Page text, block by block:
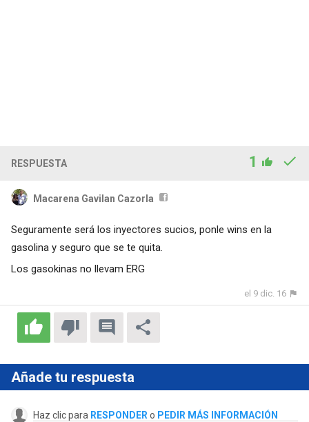
RESPUESTA 1
Macarena Gavilan Cazorla
Seguramente será los inyectores sucios, ponle wins en la
gasolina y seguro que se te quita.
Los gasokinas no llevam ERG
el 9 dic. 16
Añade tu respuesta
Haz clic para RESPONDER o PEDIR MÁS INFORMACIÓN